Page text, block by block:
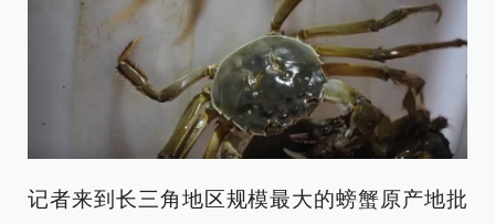
记者来到长三角地区规模最大的螃蟹原产地批